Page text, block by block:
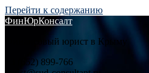
Перейти к содержанию
ФинЮрКонсалт
Финансовый юрист в Крыму
+3 (652) 899-766